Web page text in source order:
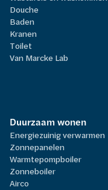
Douche
Baden
Kranen
Toilet
Van Marcke Lab
Duurzaam wonen
Energiezuinig verwarmen
Zonnepanelen
Warmtepompboiler
Zonneboiler
Airco